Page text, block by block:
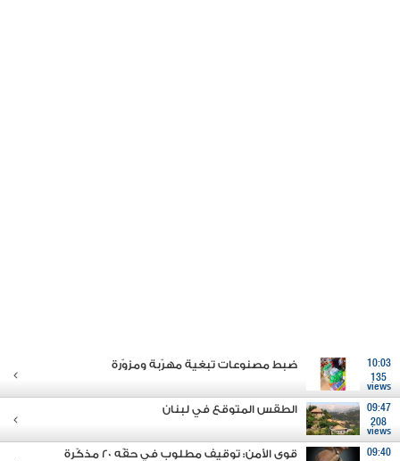
10:03
135
views
ضبط مصنوعات تبغية مهرّبة ومزوّرة
09:47
208
views
الطقس المتوقع في لبنان
09:40
قوى الأمن: توقيف مطلوب في حقّه 20 مذكّرة